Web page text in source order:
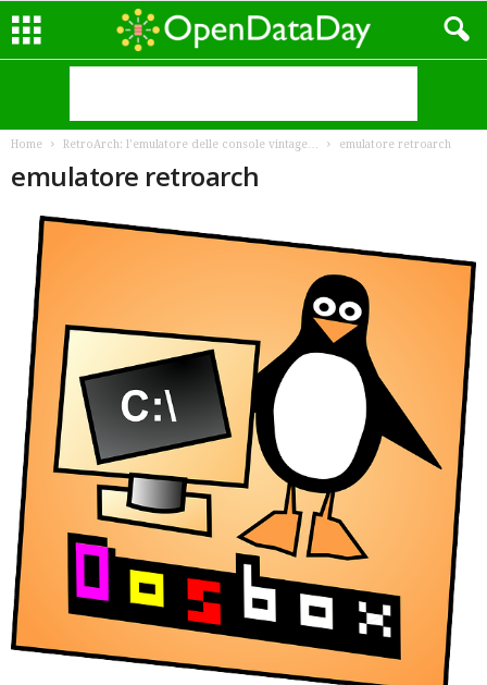
Home RetroArch: l’emulatore delle console vintage… emulatore retroarch
emulatore retroarch